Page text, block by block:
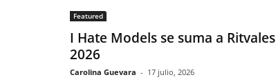
Featured
I Hate Models se suma a Ritvales
2026
Carolina Guevara - 17 julio, 2026